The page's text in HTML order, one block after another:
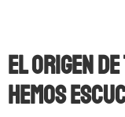
El origen
hemos